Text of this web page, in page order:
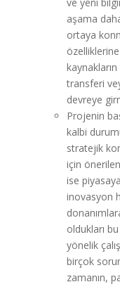
aşama
ortaya
özelliklerine
transferi
devreye
Projenin
kalbi
stratejik
için
ise
inovasyon
oldukları
yönelik
birçok
zamanın,